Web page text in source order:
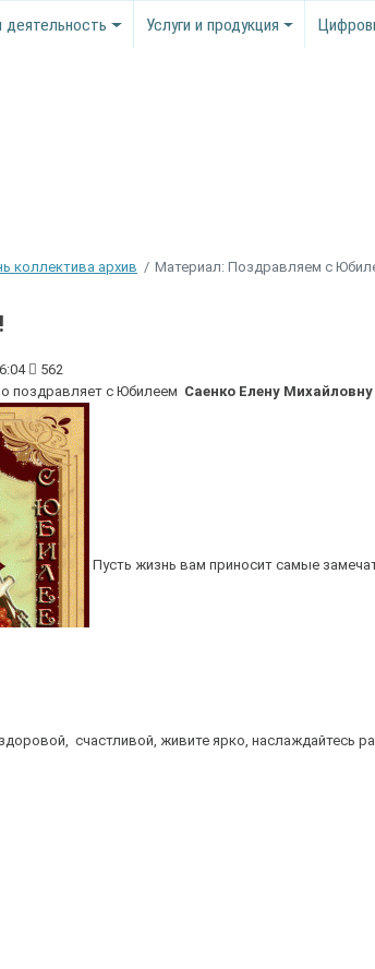
деятельность Услуги и продукция
коллектива архив Материал: Поздравляем с
562
поздравляет с Юбилеем Саенко Елену Михайловну
Пусть жизнь вам приносит самые
счастливой, живите ярко, наслаждайтесь